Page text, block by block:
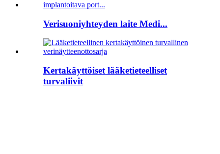
Verisuoniyhteyden laite Medi...
Kertakäyttöiset lääketieteelliset
turvaliivit